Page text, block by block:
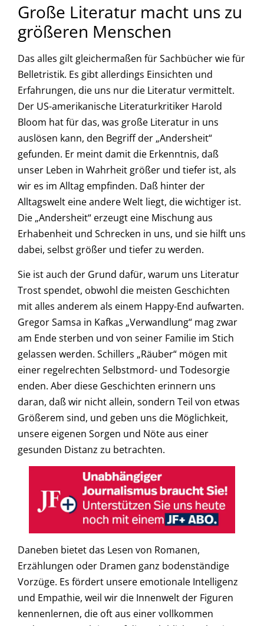
Große Literatur macht uns zu
größeren Menschen
Das alles gilt gleichermaßen für Sachbücher wie für
Belletristik. Es gibt allerdings Einsichten und
Erfahrungen, die uns nur die Literatur vermittelt.
Der US-amerikanische Literaturkritiker Harold
Bloom hat für das, was große Literatur in uns
auslösen kann, den Begriff der „Andersheit“
gefunden. Er meint damit die Erkenntnis, daß
unser Leben in Wahrheit größer und tiefer ist, als
wir es im Alltag empfinden. Daß hinter der
Alltagswelt eine andere Welt liegt, die wichtiger ist.
Die „Andersheit“ erzeugt eine Mischung aus
Erhabenheit und Schrecken in uns, und sie hilft uns
dabei, selbst größer und tiefer zu werden.
Sie ist auch der Grund dafür, warum uns Literatur
Trost spendet, obwohl die meisten Geschichten
mit alles anderem als einem Happy-End aufwarten.
Gregor Samsa in Kafkas „Verwandlung“ mag zwar
am Ende sterben und von seiner Familie im Stich
gelassen werden. Schillers „Räuber“ mögen mit
einer regelrechten Selbstmord- und Todesorgie
enden. Aber diese Geschichten erinnern uns
daran, daß wir nicht allein, sondern Teil von etwas
Größerem sind, und geben uns die Möglichkeit,
unsere eigenen Sorgen und Nöte aus einer
gesunden Distanz zu betrachten.
Daneben bietet das Lesen von Romanen,
Erzählungen oder Dramen ganz bodenständige
Vorzüge. Es fördert unsere emotionale Intelligenz
und Empathie, weil wir die Innenwelt der Figuren
kennenlernen, die oft aus einer vollkommen